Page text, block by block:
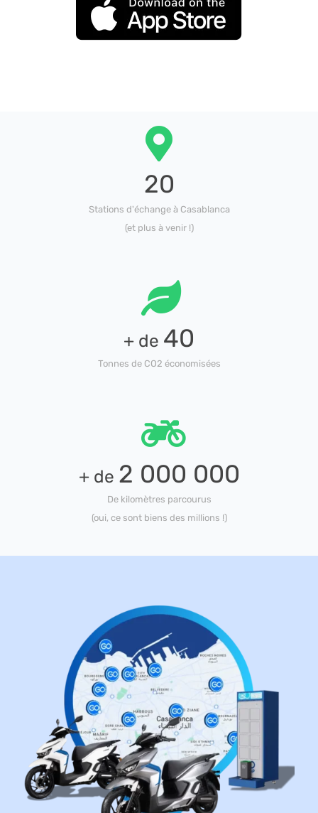
20
Stations d'échange à Casablanca
(et plus à venir !)
+ de 40
Tonnes de CO2 économisées
+ de 2 000 000
De kilomètres parcourus
(oui, ce sont biens des millions !)